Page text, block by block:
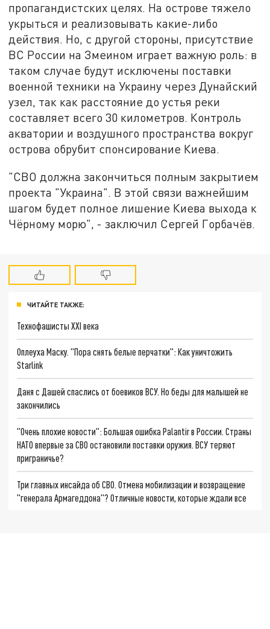
пропагандистских целях. На острове тяжело
укрыться и реализовывать какие-либо
действия. Но, с другой стороны, присутствие
ВС России на Змеином играет важную роль: в
таком случае будут исключены поставки
военной техники на Украину через Дунайский
узел, так как расстояние до устья реки
составляет всего 30 километров. Контроль
акватории и воздушного пространства вокруг
острова обрубит спонсирование Киева.
"СВО должна закончиться полным закрытием
проекта "Украина". В этой связи важнейшим
шагом будет полное лишение Киева выхода к
Чёрному морю", - заключил Сергей Горбачёв.
ЧИТАЙТЕ ТАКЖЕ:
Технофашисты XXI века
Оплеуха Маску. "Пора снять белые перчатки": Как уничтожить
Starlink
Даня с Дашей спаслись от боевиков ВСУ. Но беды для малышей не
закончились
"Очень плохие новости": Большая ошибка Palantir в России. Страны
НАТО впервые за СВО остановили поставки оружия. ВСУ теряют
приграничье?
Три главных инсайда об СВО. Отмена мобилизации и возвращение
"генерала Армагеддона"? Отличные новости, которые ждали все